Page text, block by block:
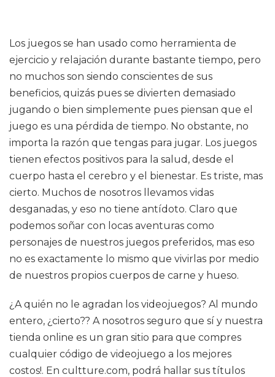
Los juegos se han usado como herramienta de
ejercicio y relajación durante bastante tiempo, pero
no muchos son siendo conscientes de sus
beneficios, quizás pues se divierten demasiado
jugando o bien simplemente pues piensan que el
juego es una pérdida de tiempo. No obstante, no
importa la razón que tengas para jugar. Los juegos
tienen efectos positivos para la salud, desde el
cuerpo hasta el cerebro y el bienestar. Es triste, mas
cierto. Muchos de nosotros llevamos vidas
desganadas, y eso no tiene antídoto. Claro que
podemos soñar con locas aventuras como
personajes de nuestros juegos preferidos, mas eso
no es exactamente lo mismo que vivirlas por medio
de nuestros propios cuerpos de carne y hueso.
¿A quién no le agradan los videojuegos? Al mundo
entero, ¿cierto?? A nosotros seguro que sí y nuestra
tienda online es un gran sitio para que compres
cualquier código de videojuego a los mejores
costos!. En cultture.com, podrá hallar sus títulos